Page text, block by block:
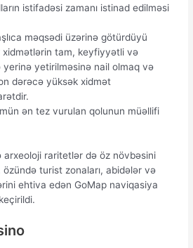
istifadəsi zamanı istinad edilməsi
məqsədi üzərinə götürdüyü
xidmətlərin tam, keyfiyyətli və
yerinə yetirilməsinə nail olmaq və
dərəcə yüksək xidmət
ən tez vurulan qolunun müəllifi
arxeoloji raritetlər də öz növbəsini
turist zonaları, abidələr və
ehtiva edən GoMap naviqasiya